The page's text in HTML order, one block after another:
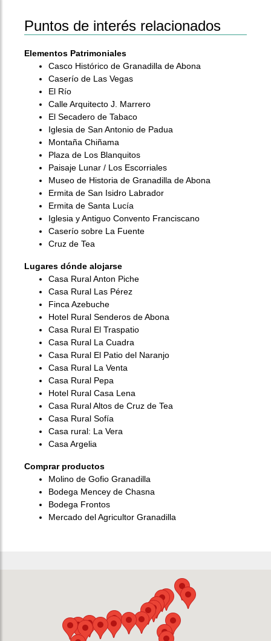
Puntos de interés relacionados
Elementos Patrimoniales
Casco Histórico de Granadilla de Abona
Caserío de Las Vegas
El Río
Calle Arquitecto J. Marrero
El Secadero de Tabaco
Iglesia de San Antonio de Padua
Montaña Chiñama
Plaza de Los Blanquitos
Paisaje Lunar / Los Escorriales
Museo de Historia de Granadilla de Abona
Ermita de San Isidro Labrador
Ermita de Santa Lucía
Iglesia y Antiguo Convento Franciscano
Caserío sobre La Fuente
Cruz de Tea
Lugares dónde alojarse
Casa Rural Anton Piche
Casa Rural Las Pérez
Finca Azebuche
Hotel Rural Senderos de Abona
Casa Rural El Traspatio
Casa Rural La Cuadra
Casa Rural El Patio del Naranjo
Casa Rural La Venta
Casa Rural Pepa
Hotel Rural Casa Lena
Casa Rural Altos de Cruz de Tea
Casa Rural Sofía
Casa rural: La Vera
Casa Argelia
Comprar productos
Molino de Gofio Granadilla
Bodega Mencey de Chasna
Bodega Frontos
Mercado del Agricultor Granadilla